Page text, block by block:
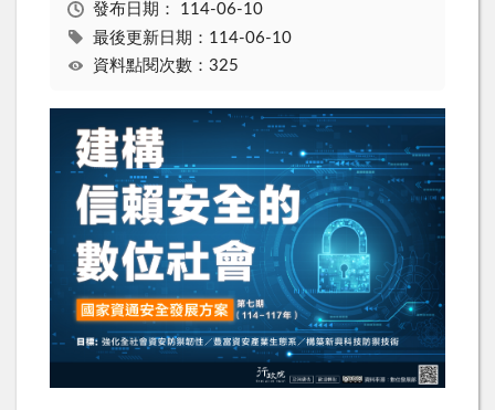
發布日期： 114-06-10
最後更新日期：114-06-10
資料點閱次數：325